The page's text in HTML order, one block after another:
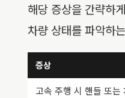
해당 증상을 간략하
차량 상태를 파악하
증상
고속 주행 시 핸들 또는